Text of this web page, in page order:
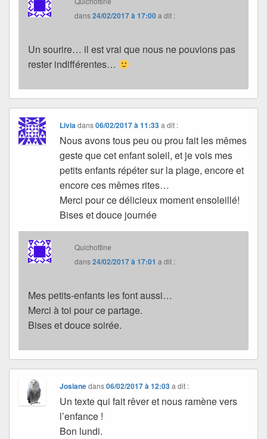
dans24/02/2017 à 17:00a dit :
Un sourire… il est vrai que nous ne pouvions pas
rester indifférentes…
Liviadans06/02/2017 à 11:33 a dit :
Nous avons tous peu ou prou fait les mêmes
geste que cet enfant soleil, et je vois mes
petits enfants répéter sur la plage, encore et
encore ces mêmes rites…
Merci pour ce délicieux moment ensoleillé!
Bises et douce journée
Quichottine
dans24/02/2017 à 17:01 a dit :
Mes petits-enfants les font aussi…
Merci à toi pour ce partage.
Bises et douce soirée.
Josianedans06/02/2017 à 12:03 a dit :
Un texte qui fait rêver et nous ramène vers
l’enfance !
Bon lundi.